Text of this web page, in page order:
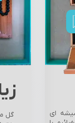
ای
​​​​​​​گل